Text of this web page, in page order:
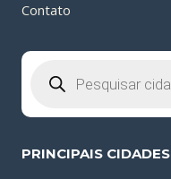
Contato
produtos
PRINCIPAIS CIDADES